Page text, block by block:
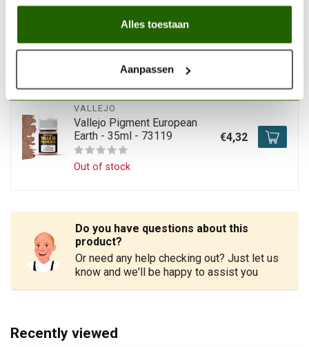
Alles toestaan
Aanpassen
Sand - 4 colors - 35ml -
Out of stock
VALLEJO
Vallejo Pigment European
Earth - 35ml - 73119
Out of stock
€4,32
Do you have questions about this
product?
Or need any help checking out? Just let us
know and we'll be happy to assist you
Recently viewed